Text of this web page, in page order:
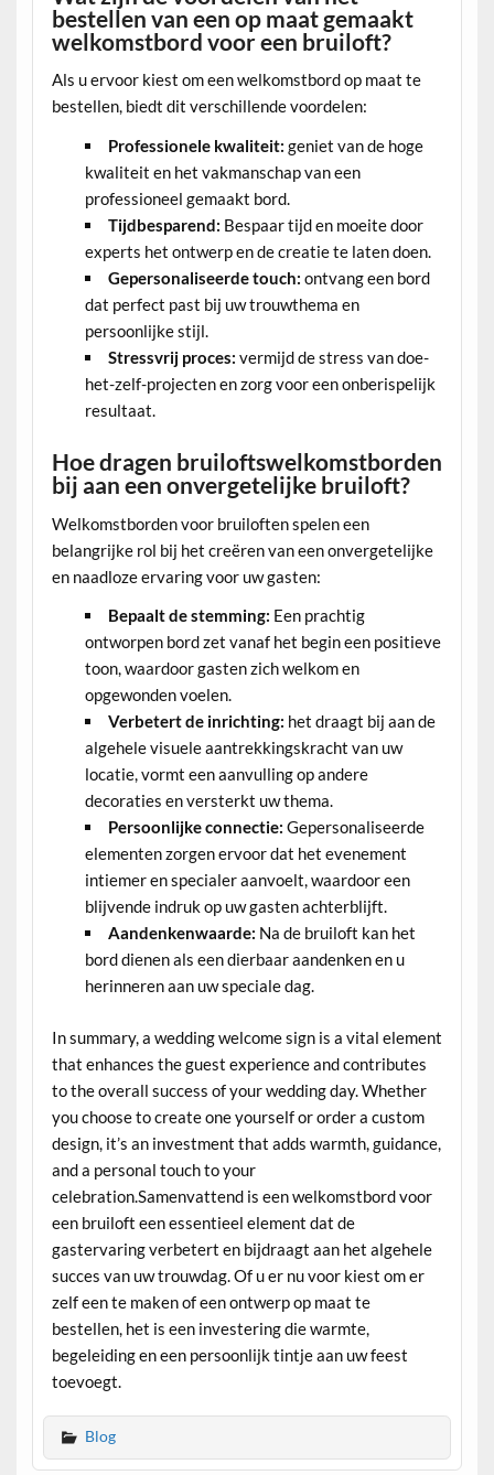
bestellen van een op maat gemaakt
welkomstbord voor een bruiloft?
Als u ervoor kiest om een welkomstbord op maat te
bestellen, biedt dit verschillende voordelen:
Professionele kwaliteit: geniet van de hoge
kwaliteit en het vakmanschap van een
professioneel gemaakt bord.
Tijdbesparend: Bespaar tijd en moeite door
experts het ontwerp en de creatie te laten doen.
Gepersonaliseerde touch: ontvang een bord
dat perfect past bij uw trouwthema en
persoonlijke stijl.
Stressvrij proces:vermijd de stress van doe-
het-zelf-projecten en zorg voor een onberispelijk
resultaat.
Hoe dragen bruiloftswelkomstborden
bij aan een onvergetelijke bruiloft?
Welkomstborden voor bruiloften spelen een
belangrijke rol bij het creëren van een onvergetelijke
en naadloze ervaring voor uw gasten:
Bepaalt de stemming: Een prachtig
ontworpen bord zet vanaf het begin een positieve
toon, waardoor gasten zich welkom en
opgewonden voelen.
Verbetert de inrichting: het draagt bij aan de
algehele visuele aantrekkingskracht van uw
locatie, vormt een aanvulling op andere
decoraties en versterkt uw thema.
Persoonlijke connectie:Gepersonaliseerde
elementen zorgen ervoor dat het evenement
intiemer en specialer aanvoelt, waardoor een
blijvende indruk op uw gasten achterblijft.
Aandenkenwaarde: Na de bruiloft kan het
bord dienen als een dierbaar aandenken en u
herinneren aan uw speciale dag.
In summary, a wedding welcome sign is a vital element
that enhances the guest experience and contributes
to the overall success of your wedding day. Whether
you choose to create one yourself or order a custom
design, it’s an investment that adds warmth, guidance,
and a personal touch to your
celebration.Samenvattend is een welkomstbord voor
een bruiloft een essentieel element dat de
gastervaring verbetert en bijdraagt aan het algehele
succes van uw trouwdag. Of u er nu voor kiest om er
zelf een te maken of een ontwerp op maat te
bestellen, het is een investering die warmte,
begeleiding en een persoonlijk tintje aan uw feest
toevoegt.
Blog